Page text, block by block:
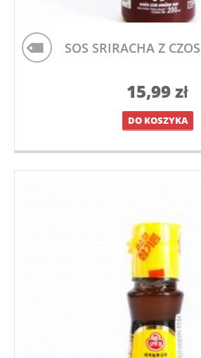
SOS SRIRACHA Z
15,99zł
DO KOSZYKA